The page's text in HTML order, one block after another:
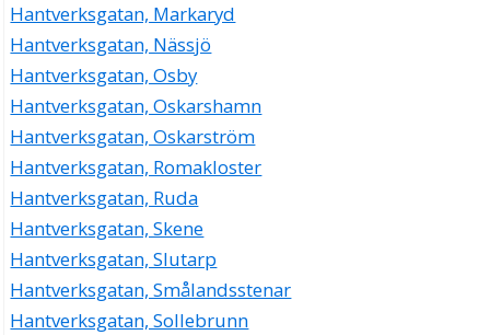
Hantverksgatan, Markaryd
Hantverksgatan, Nässjö
Hantverksgatan, Osby
Hantverksgatan, Oskarshamn
Hantverksgatan, Oskarström
Hantverksgatan, Romakloster
Hantverksgatan, Ruda
Hantverksgatan, Skene
Hantverksgatan, Slutarp
Hantverksgatan, Smålandsstenar
Hantverksgatan, Sollebrunn